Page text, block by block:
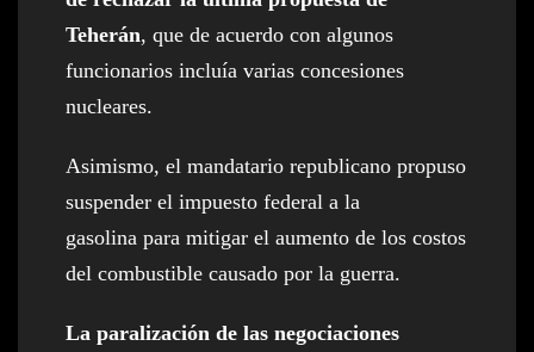
Teherán, que de acuerdo con algunos
funcionarios incluía varias concesiones
nucleares.
Asimismo, el mandatario republicano propuso
suspender el impuesto federal a la
gasolina para mitigar el aumento de los costos
del combustible causado por la guerra.
La paralización de las negociaciones